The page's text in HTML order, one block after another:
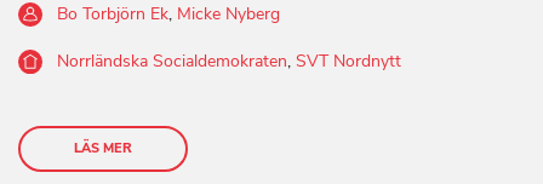
Bo Torbjörn Ek, Micke Nyberg
Norrländska Socialdemokraten,SVT Nordnytt
LÄS MER